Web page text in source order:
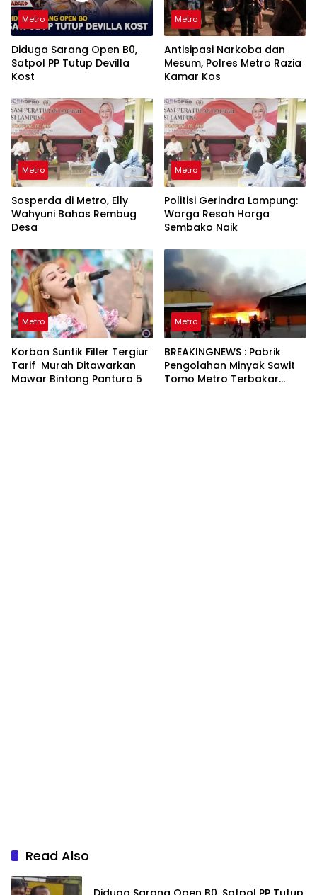
Metro
Diduga Sarang Open B0,
Satpol PP Tutup Devilla
Kost
Metro
Antisipasi Narkoba dan
Mesum, Polres Metro Razia
Kamar Kos
Metro
Sosperda di Metro, Elly
Wahyuni Bahas Rembug
Desa
Metro
Politisi Gerindra Lampung:
Warga Resah Harga
Sembako Naik
Metro
Korban Suntik Filler Tergiur
Tarif Murah Ditawarkan
Mawar Bintang Pantura 5
Metro
BREAKINGNEWS : Pabrik
Pengolahan Minyak Sawit
Tomo Metro Terbakar
Read Also